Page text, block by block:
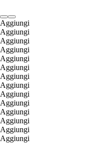
Aggiungi
Aggiungi
Aggiungi
Aggiungi
Aggiungi
Aggiungi
Aggiungi
Aggiungi
Aggiungi
Aggiungi
Aggiungi
Aggiungi
Aggiungi
Aggiungi